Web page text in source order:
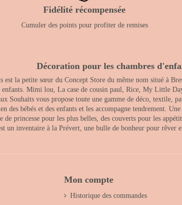
Fidélité récompensée
Cumuler des points pour profiter de remises
Décoration pour les chambres
la petite sœur du Concept Store du même nom situé à
enfants. Mimi lou, La case de cousin paul, Rice, My
Souhaits vous propose toute une gamme de déco,
bébés et des enfants et les accompagne tendrement.
de princesse pour les plus belles, des couverts pour les
un inventaire à la Prévert, une bulle de bonheur pour rêver
Mon compte
Historique des commandes